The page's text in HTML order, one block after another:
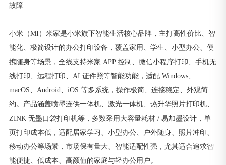
故障
小米（MI）米家是小米旗下智能生活核心品牌，主打高性价比、智
能化、极简设计的办公打印设备，覆盖家用、学生、小型办公、便
携随身等场景，全线支持米家 APP 控制、微信小程序打印、手机无
线打印、远程打印、AI 证件照等智能功能，适配 Windows、
macOS、Android、iOS 等多系统，操作极简、连接稳定、外观简
约。产品涵盖喷墨连供一体机、激光一体机、热升华照片打印机、
ZINK 无墨口袋打印机等，多数采用大容量耗材 / 易加墨设计，单
页打印成本低，适配居家学习、小型办公、户外随身、照片冲印、
移动办公等场景，市场保有量大、智能适配性强，尤其适合追求智
能便捷、低成本、高颜值的家庭与轻办公用户。